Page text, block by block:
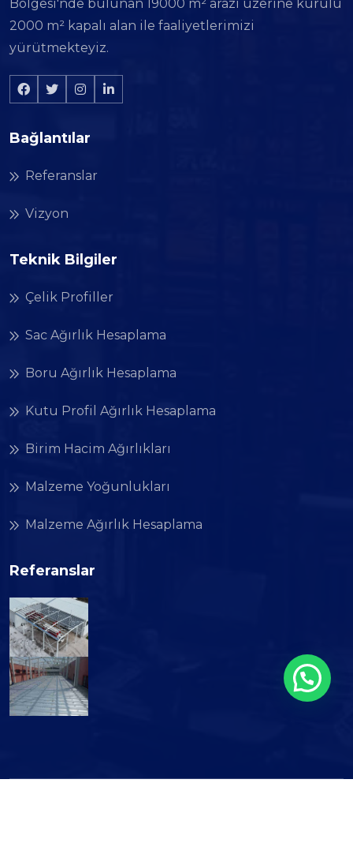
Bölgesi'nde bulunan 19000 m² arazi üzerine kurulu
2000 m² kapalı alan ile faaliyetlerimizi
yürütmekteyiz.
Bağlantılar
Referanslar
Vizyon
Teknik Bilgiler
Çelik Profiller
Sac Ağırlık Hesaplama
Boru Ağırlık Hesaplama
Kutu Profil Ağırlık Hesaplama
Birim Hacim Ağırlıkları
Malzeme Yoğunlukları
Malzeme Ağırlık Hesaplama
Referanslar